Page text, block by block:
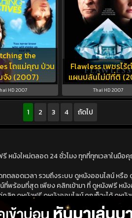
the
โถแม่คุณ ป่วน
จัง (2007)
HD 2007
Flawless เพชรไร้
แผนปล้นไม่มีที่ติ
Thai HD 2007
1 2 3 4 ถัดไป
นังใหม่ตลอด 24 ชั่วโมง ทุกที่ทุกเวลาในมื
ตลอดเวลา รวมถึงระบบ ดูหนังออนไลน์ หรื
พร้อมที่สุด เพียง คลิกเข้ามา ที่ ดูหนังฟรี ห
ก ดูหนังฟรี ดูหนังออนไลน์ คุณก็จะได้ ดูหนัง
ไม่ต้องไปหาไหนไกล หนังใหม่ หนังออนไล